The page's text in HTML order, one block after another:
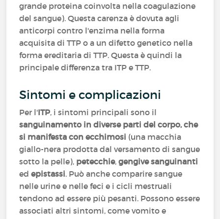
grande proteina coinvolta nella coagulazione
del sangue). Questa carenza è dovuta agli
anticorpi contro l'enzima nella forma
acquisita di TTP o a un difetto genetico nella
forma ereditaria di TTP. Questa è quindi la
principale differenza tra ITP e TTP.
Sintomi e complicazioni
Per l'ITP, i sintomi principali sono il
sanguinamento in diverse parti del corpo, che
si manifesta con ecchimosi (una macchia
giallo-nera prodotta dal versamento di sangue
sotto la pelle), petecchie,gengive sanguinanti
edepistassi. Può anche comparire sangue
nelle urine e nelle feci e i cicli mestruali
tendono ad essere più pesanti. Possono essere
associati altri sintomi, come vomito e